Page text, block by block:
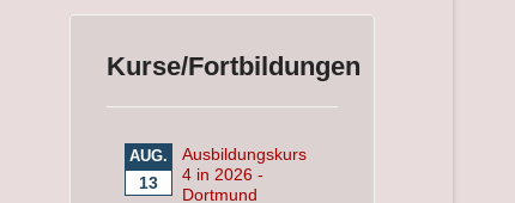
Kurse/Fortbildungen
AUG.
13
Ausbildungskurs
4 in 2026 -
Dortmund